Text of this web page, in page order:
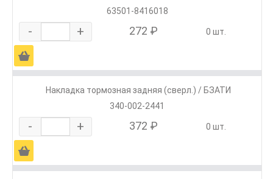
63501-8416018
- + 272 ₽ 0 шт.
Ä
Накладка тормозная задняя (сверл.) / БЗАТИ
340-002-2441
- + 372 ₽ 0 шт.
Ä